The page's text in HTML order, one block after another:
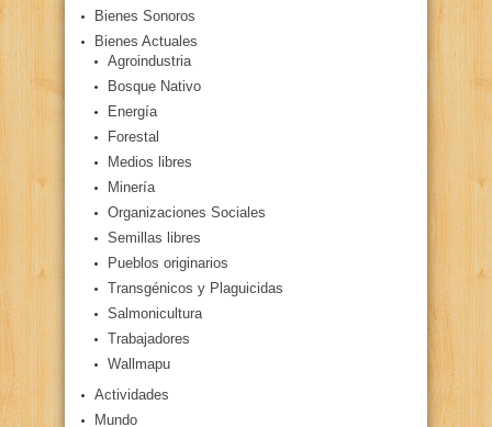
Bienes Sonoros
Bienes Actuales
Agroindustria
Bosque Nativo
Energía
Forestal
Medios libres
Minería
Organizaciones Sociales
Semillas libres
Pueblos originarios
Transgénicos y Plaguicidas
Salmonicultura
Trabajadores
Wallmapu
Actividades
Mundo